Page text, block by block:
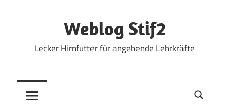
Weblog Stif2
Lecker Hirnfutter für angehende Lehrkräfte